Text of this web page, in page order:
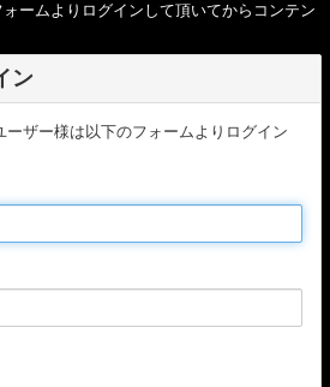
ームよりログインして頂いてからコンテン
ン
ザー様は以下のフォームよりログイン